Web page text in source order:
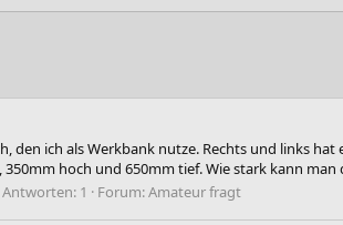
ich als Werkbank nutze. Rechts und links
hoch und 650mm tief. Wie stark kann man
Antworten: 1 Forum:Amateur fragt